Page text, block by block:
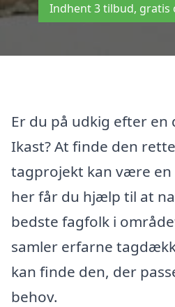
Indhent 3 tilbud,
Er du på udkig efter
Ikast? At finde den
tagprojekt kan være
her får du hjælp til at
bedste fagfolk i
samler erfarne
kan finde den, der
behov.